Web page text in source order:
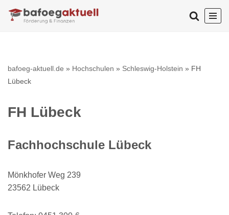
bafoeg-aktuell.de » Hochschulen » Schleswig-Holstein » FH
Lübeck
FH Lübeck
Fachhochschule Lübeck
Mönkhofer Weg 239
23562 Lübeck